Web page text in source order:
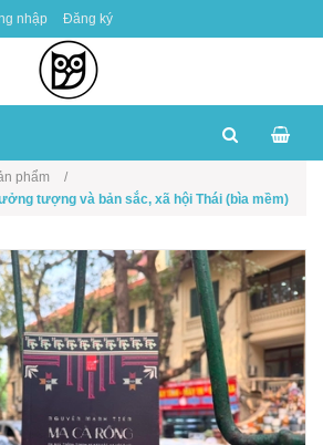
nhập Đăng ký
phẩm
tượng và bản sắc, xã hội Thái (bìa mềm)